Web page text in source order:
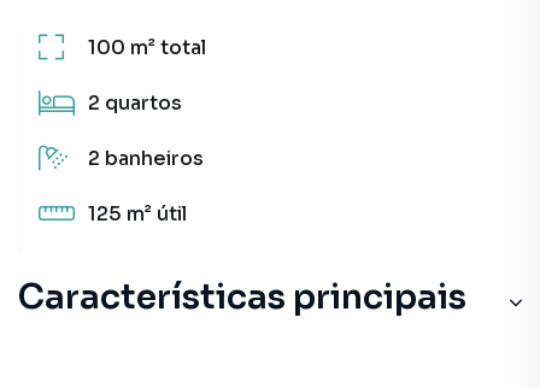
100 m²total
2 quartos
2 banheiros
125 m² útil
Características principais